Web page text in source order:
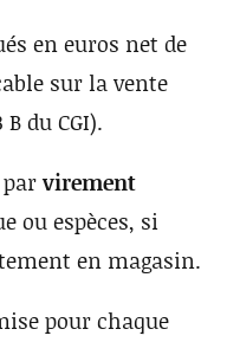
en euros net de
sur la vente
du CGI).
parvirement
ou espèces, si
en magasin.
pour chaque